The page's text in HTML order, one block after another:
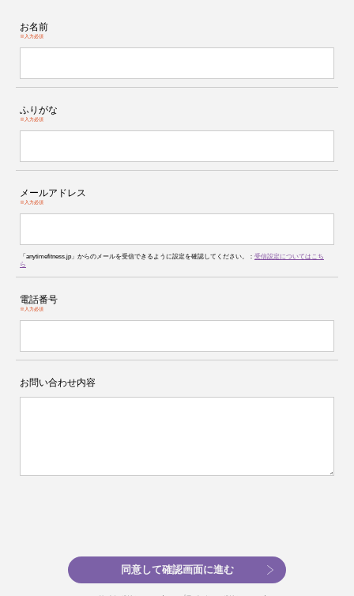
お名前
※入力必須
ふりがな
※入力必須
メールアドレス
※入力必須
「anytimefitness.jp」からのメールを受信できるように設定を確認してください。： 受信設定についてはこち
ら
電話番号
※入力必須
お問い合わせ内容